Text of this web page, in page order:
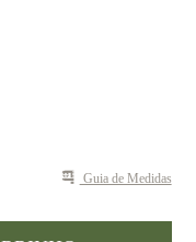
Guia de Medidas